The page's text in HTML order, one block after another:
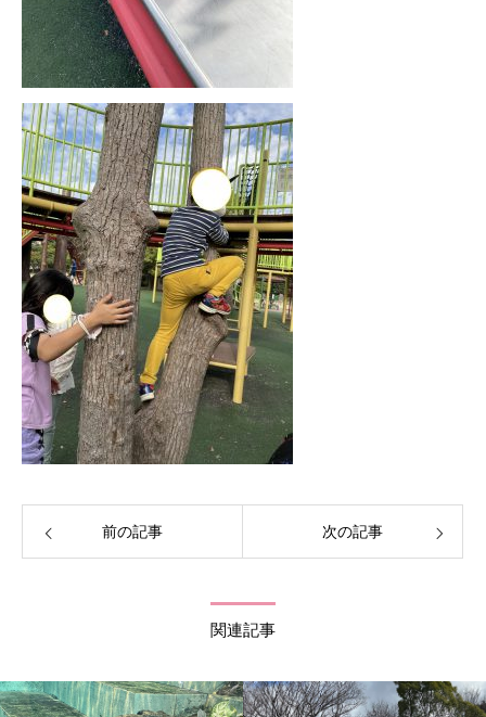
前の記事 次の記事
関連記事